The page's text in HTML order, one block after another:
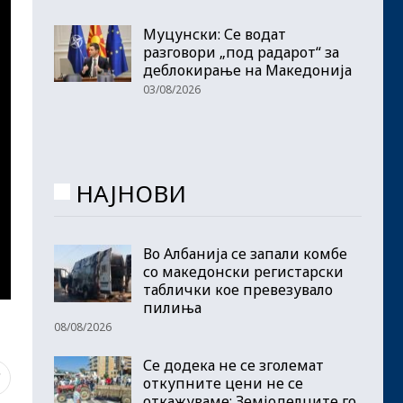
Муцунски: Се водат
разговори „под радарот“ за
деблокирање на Македонија
03/08/2026
НАЈНОВИ
Во Албанија се запали комбе
со македонски регистарски
таблички кое превезувало
пилиња
08/08/2026
Се додека не се зголемат
откупните цени не се